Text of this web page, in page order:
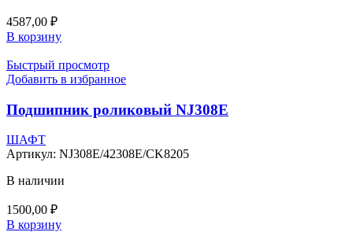
4587,00 ₽
В корзину
Быстрый просмотр
Добавить в избранное
Подшипник роликовый NJ308E
ШАФТ
Артикул: NJ308E/42308E/CK8205
В наличии
1500,00 ₽
В корзину